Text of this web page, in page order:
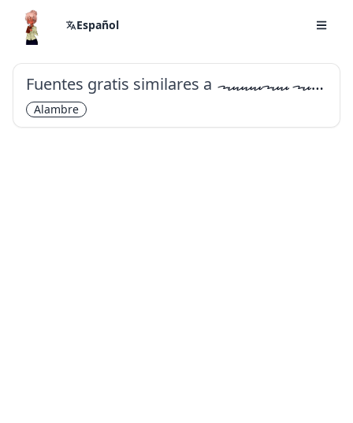
Español
Fuentes gratis similares a Redacted Script
Alambre